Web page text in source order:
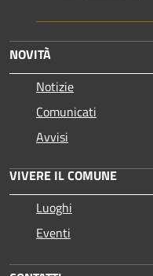
NOVITÀ
Notizie
Comunicati
Avvisi
VIVERE IL COMUNE
Luoghi
Eventi